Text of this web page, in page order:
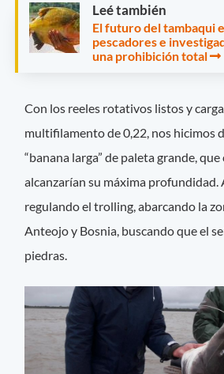
Leé también
El futuro del tambaqui
pescadores e
una prohibición total
Con los reeles rotativos listos y
multifilamento de 0,22, nos hicimos
“banana larga” de paleta grande,
alcanzarían su máxima profundidad.
regulando el trolling, abarcando la
Anteojo y Bosnia, buscando que el
piedras.